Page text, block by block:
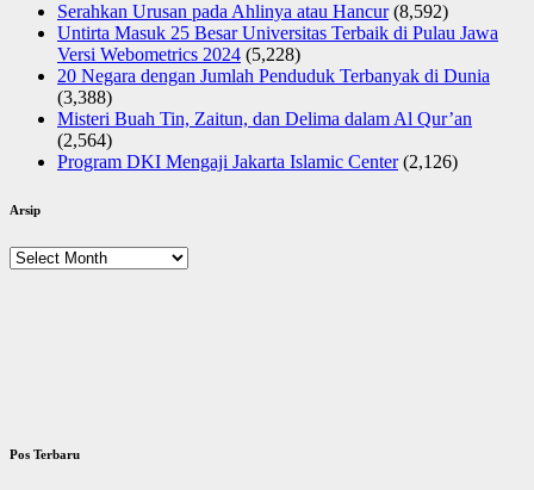
Serahkan Urusan pada Ahlinya atau Hancur (8,592)
Untirta Masuk 25 Besar Universitas Terbaik di Pulau Jawa
Versi Webometrics 2024 (5,228)
20 Negara dengan Jumlah Penduduk Terbanyak di Dunia
(3,388)
Misteri Buah Tin, Zaitun, dan Delima dalam Al Qur’an
(2,564)
Program DKI Mengaji Jakarta Islamic Center (2,126)
Arsip
Arsip
Pos Terbaru